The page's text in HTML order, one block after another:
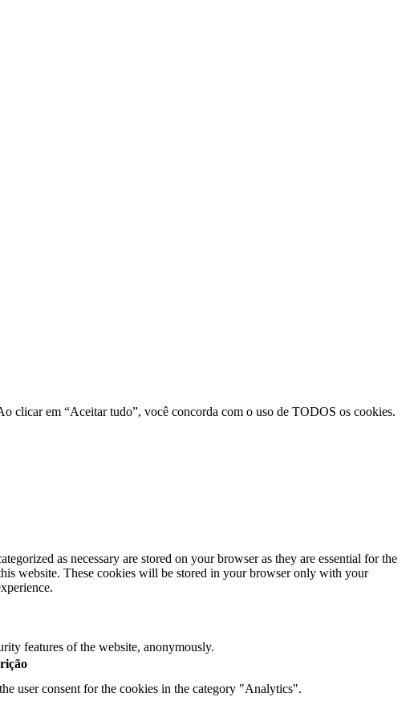
clicar em “Aceitar tudo”, você concorda com o uso de TODOS os cookies.
as necessary are stored on your browser as they are essential for the
website. These cookies will be stored in your browser only with your
features of the website, anonymously.
user consent for the cookies in the category "Analytics".